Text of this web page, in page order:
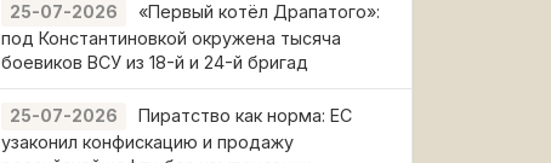
25-07-2026
«Первый котёл Драпатого»:
под Константиновкой окружена тысяча
боевиков ВСУ из 18-й и 24-й бригад
25-07-2026
Пиратство как норма: ЕС
узаконил конфискацию и продажу